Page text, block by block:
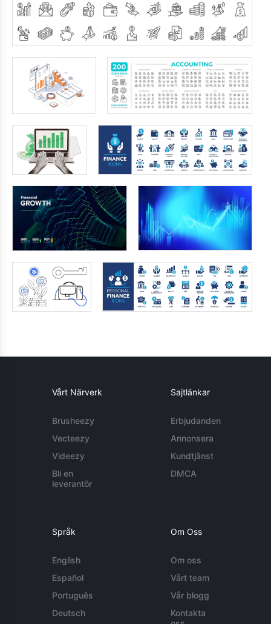
Vårt Närverk
Brusheezy
Vecteezy
Videezy
Bli en
leverantör
Sajtlänkar
Erbjudanden
Annonsera
Kundtjänst
DMCA
Språk
English
Español
Português
Deutsch
Om Oss
Om oss
Vårt team
Vår blogg
Kontakta